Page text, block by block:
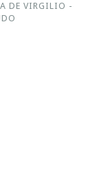
DE VIRGILIO -